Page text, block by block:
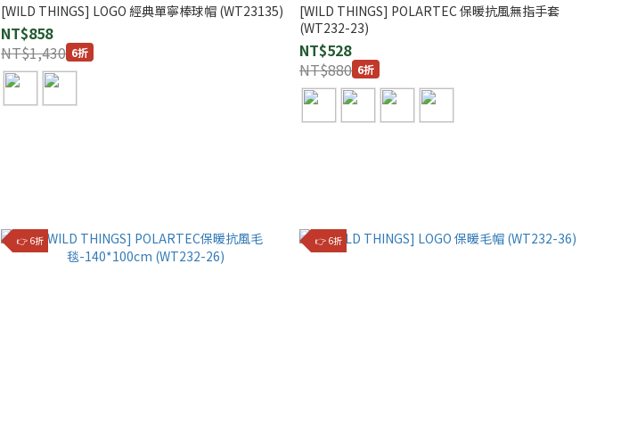
[WILD THINGS] LOGO 經典單寧棒球帽 (WT23135)
NT$858
NT$1,430 6折
[WILD THINGS] POLARTEC 保暖抗風無指手套
(WT232-23)
NT$528
NT$880 6折
👉 6折 👉 6折